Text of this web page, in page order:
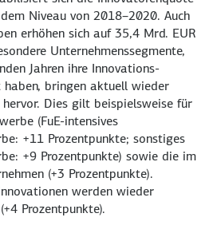
Niveau von 2018–2020. Auch
erhöhen sich auf35,4 Mrd. EUR
Unternehmenss­egmente,
Jahren ihre Innovations­
bringen aktuell wieder
Dies gilt beispielsweise für
(FuE-intensives
+11 Prozentpunkte; sonstiges
+9 Prozentpunkte) sowie die im
(+3 Prozentpunkte).
werden wieder
(+4 Prozentpunkte).